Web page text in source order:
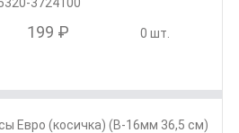
199 ₽ 0 шт.
Евро (косичка) (В-16мм 36,5 см)